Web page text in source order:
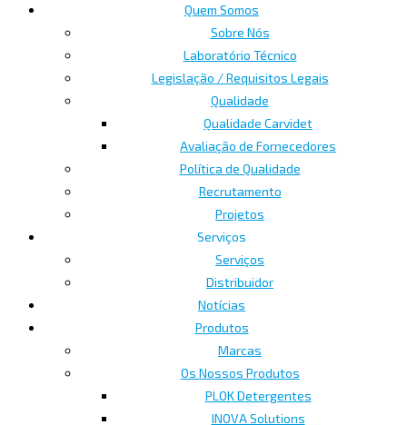
Quem Somos
Sobre Nós
Laboratório Técnico
Legislação / Requisitos Legais
Qualidade
Qualidade Carvidet
Avaliação de Fornecedores
Política de Qualidade
Recrutamento
Projetos
Serviços
Serviços
Distribuidor
Notícias
Produtos
Marcas
Os Nossos Produtos
PLOK Detergentes
INOVA Solutions